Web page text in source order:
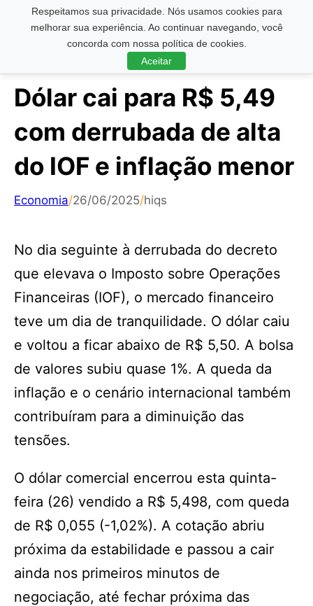
Respeitamos sua privacidade. Nós usamos cookies para
melhorar sua experiência. Ao continuar navegando, você
concorda com nossa política de cookies.
Aceitar
Pesquisar ...
Dólar cai para R$ 5,49
com derrubada de alta
do IOF e inflação menor
Economia/26/06/2025/hiqs
No dia seguinte à derrubada do decreto
que elevava o Imposto sobre Operações
Financeiras (IOF), o mercado financeiro
teve um dia de tranquilidade. O dólar caiu
e voltou a ficar abaixo de R$ 5,50. A bolsa
de valores subiu quase 1%. A queda da
inflação e o cenário internacional também
contribuíram para a diminuição das
tensões.
O dólar comercial encerrou esta quinta-
feira (26) vendido a R$ 5,498, com queda
de R$ 0,055 (-1,02%). A cotação abriu
próxima da estabilidade e passou a cair
ainda nos primeiros minutos de
negociação, até fechar próxima das